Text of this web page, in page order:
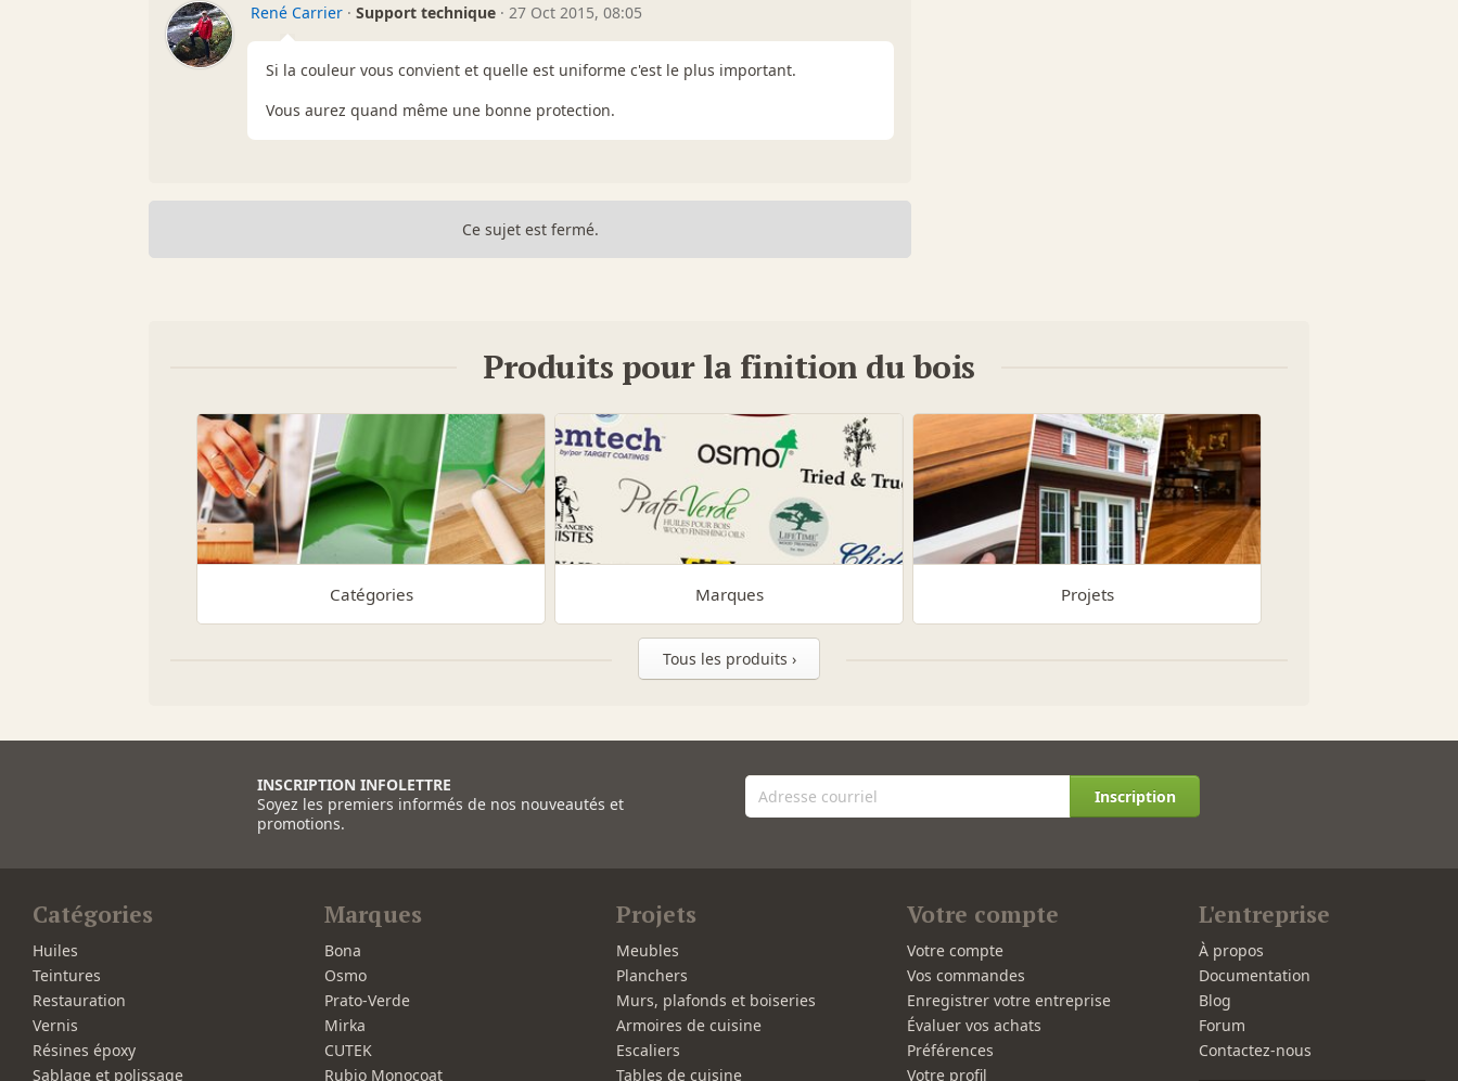
René Carrier · Support technique · 27 Oct 2015, 08:05
Si la couleur vous convient et quelle est uniforme c'est le plus important.
Vous aurez quand même une bonne protection.
Ce sujet est fermé.
Produits pour la finition du bois
Catégories Marques Projets
Tous les produits ›
INSCRIPTION INFOLETTRE
Soyez les premiers informés de nos nouveautés et
promotions.
Inscription
Catégories
Huiles
Teintures
Restauration
Vernis
Résines époxy
Sablage et polissage
Marques
Bona
Osmo
Prato-Verde
Mirka
CUTEK
Rubio Monocoat
Projets
Meubles
Planchers
Murs, plafonds et boiseries
Armoires de cuisine
Escaliers
Tables de cuisine
Votre compte
Votre compte
Vos commandes
Enregistrer votre entreprise
Évaluer vos achats
Préférences
Votre profil
L'entreprise
À propos
Documentation
Blog
Forum
Contactez-nous